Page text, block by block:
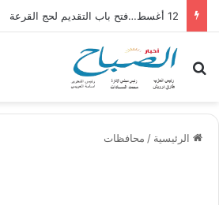
12 أغسط…فتح باب التقديم لحج القرعة
بحث عن
الرئيسية / محافظات